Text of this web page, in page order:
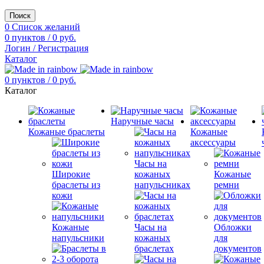
Поиск
0 Список желаний
0 пунктов / 0 руб.
Логин / Регистрация
Каталог
0 пунктов / 0 руб.
Каталог
Кожаные браслеты
Широкие
браслеты из
кожи
Кожаные
напульсники
Наручные часы
Часы на
кожаных
напульсниках
Часы на
кожаных
браслетах
Кожаные
аксессуары
Кожаные
ремни
Обложки
для
документов